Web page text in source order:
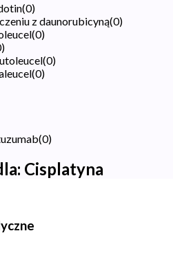
(0)
z daunorubicyną(0)
(0)
)
(0)
(0)
(0)
Cisplatyna